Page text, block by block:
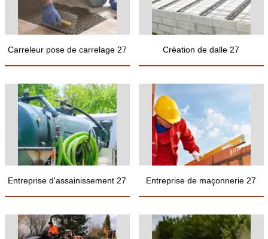
Carreleur pose de carrelage 27 Création de dalle 27
Entreprise d'assainissement 27 Entreprise de maçonnerie 27